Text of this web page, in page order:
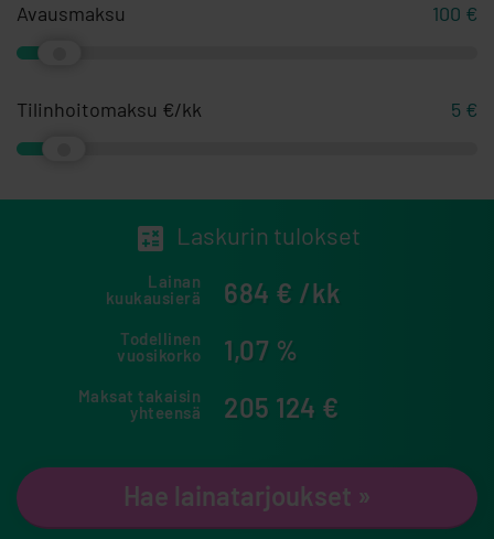
Avausmaksu 100 €
Tilinhoitomaksu €/kk 5 €
Laskurin tulokset
Lainan
kuukausierä
684 € /kk
Todellinen
vuosikorko
1,07 %
Maksat takaisin
yhteensä
205 124 €
Hae lainatarjoukset »